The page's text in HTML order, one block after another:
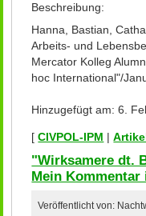
Beschreibung:
Hanna, Bastian,
Arbeits- und
Mercator Kolleg
hoc International"/
Hinzugefügt am: 6.
[CIVPOL-IPM |
"Wirksamere dt.
Mein Kommentar
Veröffentlicht von: